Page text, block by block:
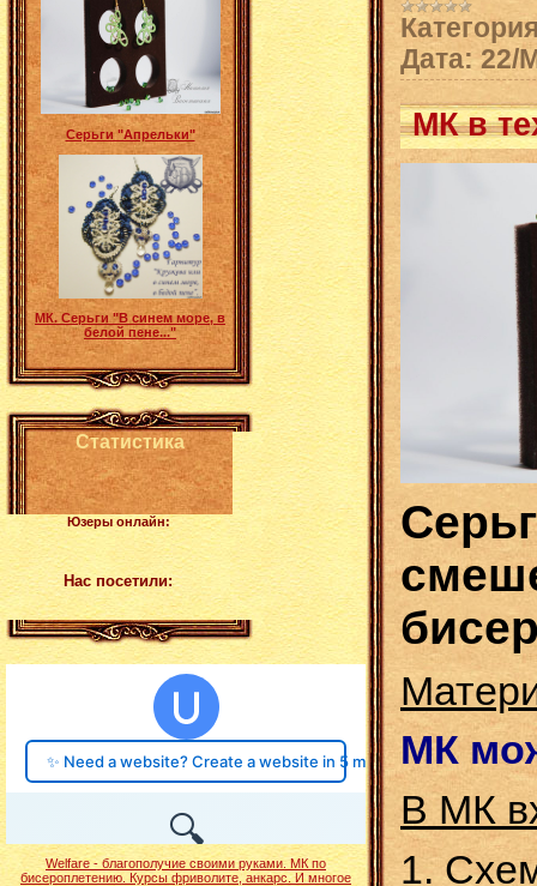
Серьги "Апрельки"
МК. Серьги "В синем море, в
белой пене..."
Статистика
Юзеры онлайн:
Нас посетили:
Welfare - благополучие своими руками. МК по
бисероплетению. Курсы фриволите, анкарс. И многое
Дата: 22/
МК в
МК
В МК
1.